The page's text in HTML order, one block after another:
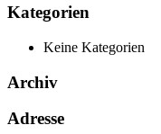
Kategorien
Keine Kategorien
Archiv
Adresse